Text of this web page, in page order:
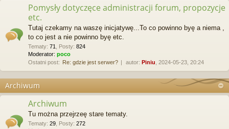
Pomysły dotyczęce administracji forum, propozycje
etc.
Tutaj czekamy na waszę inicjatywę...To co powinno byę a niema ,
to co jest a nie powinno byę etc.
Tematy: 71 Posty: 824
Moderator: poco
Ostatni post: Re: gdzie jest serwer? autor: Piniu , 2024-05-23, 20:24
Archiwum
Archiwum
Tu można przejrzeę stare tematy.
Tematy: 29 Posty: 272